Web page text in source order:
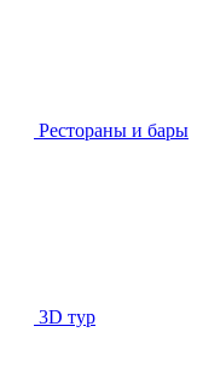
Рестораны и бары
3D тур